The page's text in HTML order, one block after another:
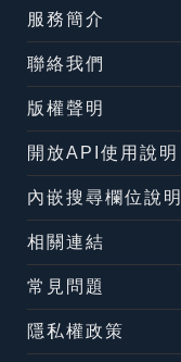
服務簡介
聯絡我們
版權聲明
開放API使用說明
內嵌搜尋欄位說明
相關連結
常見問題
隱私權政策